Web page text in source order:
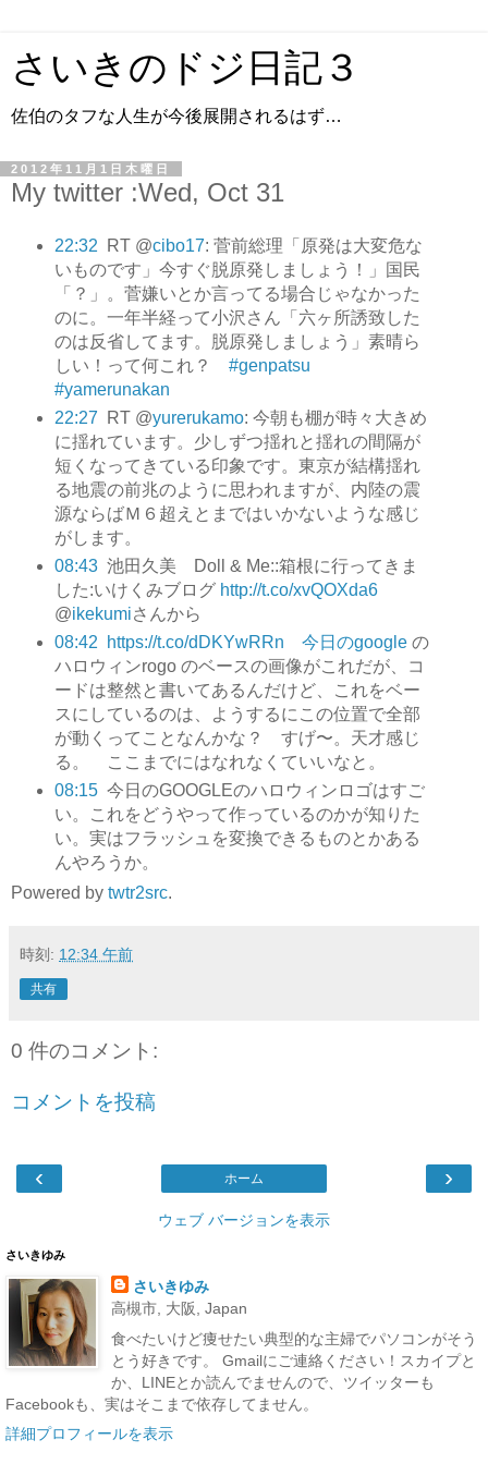
さいきのドジ日記３
佐伯のタフな人生が今後展開されるはず…
2012年11月1日木曜日
My twitter :Wed, Oct 31
22:32 RT @cibo17: 菅前総理「原発は大変危な
いものです」今すぐ脱原発しましょう！」国民
「？」。菅嫌いとか言ってる場合じゃなかった
のに。一年半経って小沢さん「六ヶ所誘致した
のは反省してます。脱原発しましょう」素晴ら
しい！って何これ？ #genpatsu
#yamerunakan
22:27
RT @yurerukamo: 今朝も棚が時々大きめ
に揺れています。少しずつ揺れと揺れの間隔が
短くなってきている印象です。東京が結構揺れ
る地震の前兆のように思われますが、内陸の震
源ならばＭ６超えとまではいかないような感じ
がします。
08:43 池田久美 Doll & Me::箱根に行ってきま
した:いけくみブログ http://t.co/xvQOXda6
@ikekumiさんから
08:42
https://t.co/dDKYwRRn 今日のgoogleの
ハロウィンrogo のベースの画像がこれだが、コ
ードは整然と書いてあるんだけど、これをベー
スにしているのは、ようするにこの位置で全部
が動くってことなんかな？ すげ〜。天才感じ
る。 ここまでにはなれなくていいなと。
08:15 今日のGOOGLEのハロウィンロゴはすご
い。これをどうやって作っているのかが知りた
い。実はフラッシュを変換できるものとかある
んやろうか。
Powered by twtr2src.
時刻: 12:34 午前
共有
0 件のコメント:
コメントを投稿
‹ ›
ホーム
ウェブ バージョンを表示
さいきゆみ
さいきゆみ
高槻市, 大阪, Japan
食べたいけど痩せたい典型的な主婦でパソコンがそう
とう好きです。 Gmailにご連絡ください！スカイプと
か、LINEとか読んでませんので、ツイッターも
Facebookも、実はそこまで依存してません。
詳細プロフィールを表示